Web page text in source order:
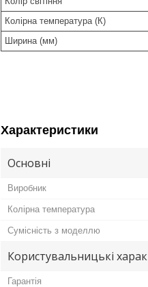
Колірна температура (К)
Ширина (мм)
Характеристики
Основні
Виробник
Колірна температура
Сумісність з моделлю
Користувальницькі
Гарантія